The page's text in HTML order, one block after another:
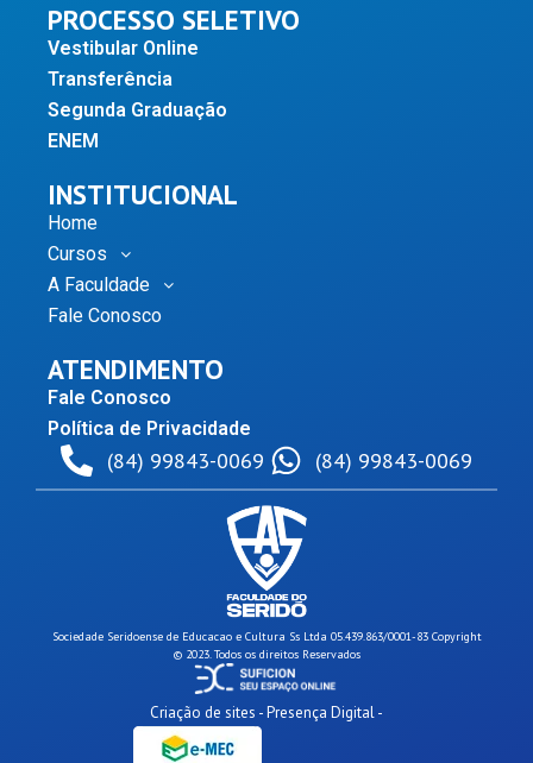
PROCESSO SELETIVO
Vestibular Online
Transferência
Segunda Graduação
ENEM
INSTITUCIONAL
Home
Cursos
A Faculdade
Fale Conosco
ATENDIMENTO
Fale Conosco
Política de Privacidade
(84) 99843-0069 (84) 99843-0069
Sociedade Seridoense de Educacao e Cultura Ss Ltda 05.439.863/0001-83 Copyright
© 2023. Todos os direitos Reservados
Criação de sites - Presença Digital -